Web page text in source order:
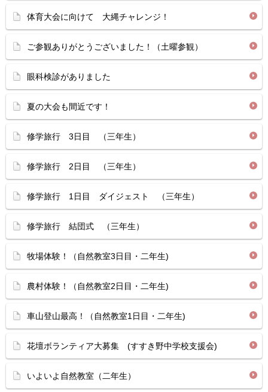
体育大会に向けて 大縄チャレンジ！
ご参観ありがとうございました！（土曜参観）
眼科検診がありました
夏の大会も間近です！
修学旅行 3日目 （三年生）
修学旅行 2日目 （三年生）
修学旅行 1日目 ダイジェスト （三年生）
修学旅行 結団式 （三年生）
牧場体験！（自然教室3日目・二年生)
農村体験！（自然教室2日目・二年生)
車山登山最高！（自然教室1日目・二年生)
花壇ボランティア大募集 (すすき野中学校支援会)
いよいよ自然教室（二年生）